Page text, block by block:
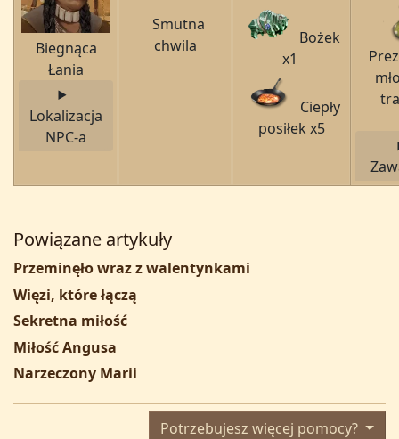
Biegnąca
Łania
Lokalizacja
NPC-a
Smutna
chwila
Bożek
x1
Ciepły
posiłek x5
Powiązane artykuły
Przeminęło wraz z walentynkami
Więzi, które łączą
Sekretna miłość
Miłość Angusa
Narzeczony Marii
Potrzebujesz więcej pomocy?